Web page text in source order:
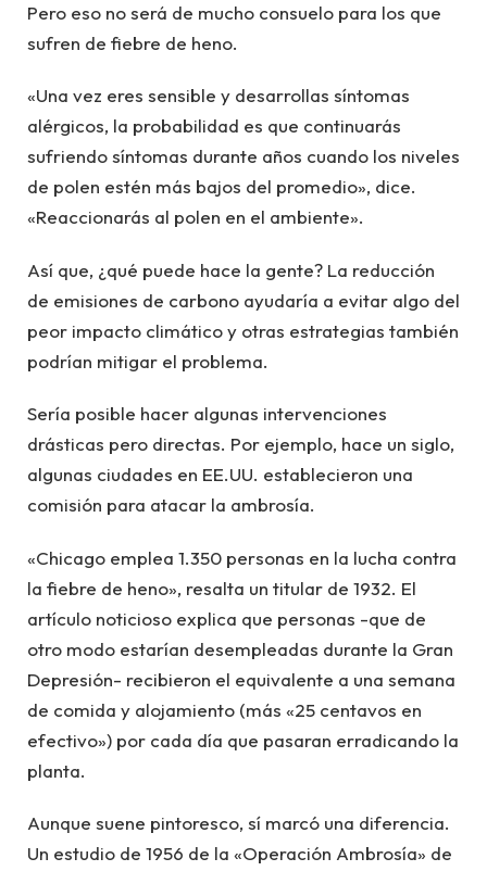
Pero eso no será de mucho consuelo para los que
sufren de fiebre de heno.
«Una vez eres sensible y desarrollas síntomas
alérgicos, la probabilidad es que continuarás
sufriendo síntomas durante años cuando los niveles
de polen estén más bajos del promedio», dice.
«Reaccionarás al polen en el ambiente».
Así que, ¿qué puede hace la gente? La reducción
de emisiones de carbono ayudaría a evitar algo del
peor impacto climático y otras estrategias también
podrían mitigar el problema.
Sería posible hacer algunas intervenciones
drásticas pero directas. Por ejemplo, hace un siglo,
algunas ciudades en EE.UU. establecieron una
comisión para atacar la ambrosía.
«Chicago emplea 1.350 personas en la lucha contra
la fiebre de heno», resalta un titular de 1932. El
artículo noticioso explica que personas -que de
otro modo estarían desempleadas durante la Gran
Depresión- recibieron el equivalente a una semana
de comida y alojamiento (más «25 centavos en
efectivo») por cada día que pasaran erradicando la
planta.
Aunque suene pintoresco, sí marcó una diferencia.
Un estudio de 1956 de la «Operación Ambrosía» de